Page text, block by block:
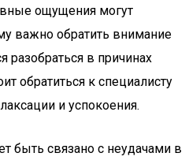
ощущения могут
важно обратить внимание
разобраться в причинах
обратиться к специалисту
и успокоения.
быть связано с неудачами в